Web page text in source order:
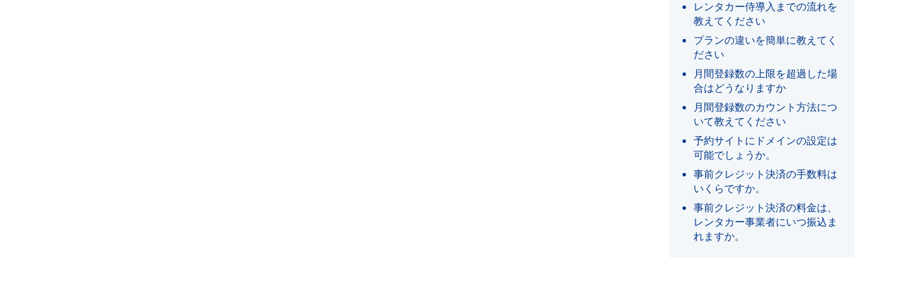
レンタカー侍導入までの流れを
教えてください
プランの違いを簡単に教えてく
ださい
月間登録数の上限を超過した場
合はどうなりますか
月間登録数のカウント方法につ
いて教えてください
予約サイトにドメインの設定は
可能でしょうか。
事前クレジット決済の手数料は
いくらですか。
事前クレジット決済の料金は、
レンタカー事業者にいつ振込ま
れますか。